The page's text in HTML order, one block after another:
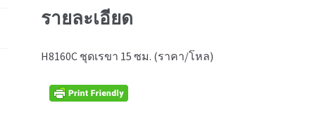
รายละเอียด
H8160C ชุดเรขา 15 ซม. (ราคา/โหล)